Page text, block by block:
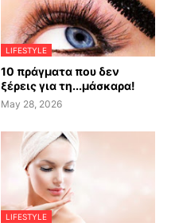
LIFESTYLE
10 πράγματα που δεν
ξέρεις για τη...μάσκαρα!
May 28, 2026
LIFESTYLE